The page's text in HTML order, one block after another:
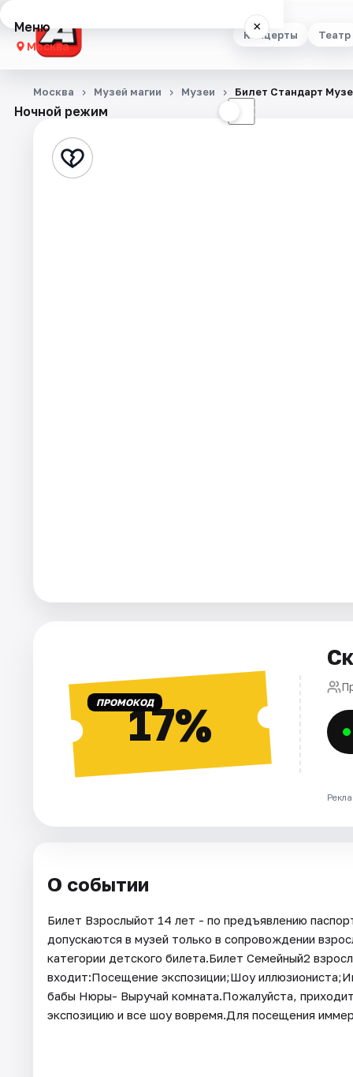
Концерты Театр
Меню ×
Москва
Концерты
Стендап
Ночной режим ☾
Москва Музей магии Музеи Билет Стандарт
ПРОМОКОД17%
О событии
Билет Взрослыйот 14 лет - по предъявлению
допускаются в музей только в сопровождении
категории детского билета.Билет Семейный2
входит:Посещение экспозиции;Шоу
бабы Нюры- Выручай комната.Пожалуйста,
экспозицию и все шоу вовремя.Для посещения